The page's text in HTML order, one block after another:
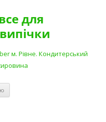
для
м. Рівне. Кондитерський